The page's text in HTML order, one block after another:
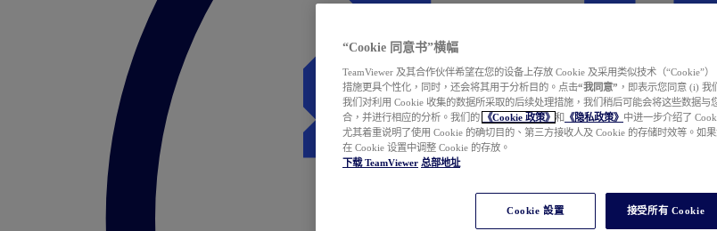
“Cookie 同意书”横幅
TeamViewer 及其合作伙伴希望在您的设备上存放 Cookie 及采用类似技术（“Cookie”
措施更具个性化，同时，还会将其用于分析目的。点击“我同意” ，即表示您同意 (i) 我
我们对利用 Cookie 收集的数据所采取的后续处理措施，我们稍后可能会将这些数据与
合，并进行相应的分析。我们的
《Cookie 政策》 和 《隐私政策》 中进一步介绍了
尤其着重说明了使用 Cookie 的确切目的、第三方接收人及 Cookie 的存储时效等。如
在 Cookie 设置中调整 Cookie 的存放。
下载 TeamViewer 总部地址
Cookie 設置 接受所有 Cookie